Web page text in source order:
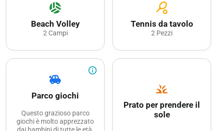
sports_volleyball
Beach Volley
2 Campi
sports_tennis
Tennis da tavolo
2 Pezzi
info_outline
toys
Parco giochi
Questo grazioso parco
giochi è molto apprezzato
grass
Prato per prendere il
sole